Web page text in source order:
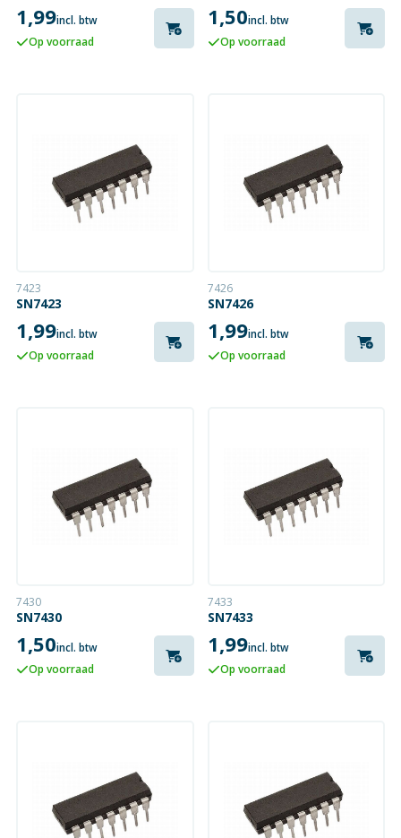
1,99incl. btw
Op voorraad
1,50incl. btw
Op voorraad
7423
SN7423
1,99incl. btw
Op voorraad
7426
SN7426
1,99incl. btw
Op voorraad
7430
SN7430
1,50incl. btw
Op voorraad
7433
SN7433
1,99incl. btw
Op voorraad